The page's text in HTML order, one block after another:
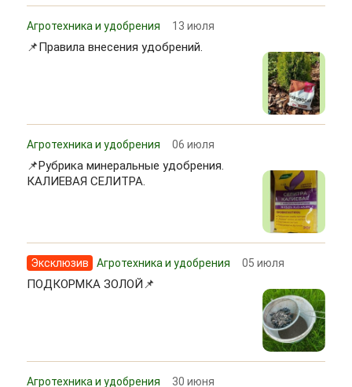
Агротехника и удобрения 13 июля
📌Правила внесения удобрений.
Агротехника и удобрения 06 июля
📌Рубрика минеральные удобрения.
КАЛИЕВАЯ СЕЛИТРА.
Эксклюзив Агротехника и удобрения 05 июля
ПОДКОРМКА ЗОЛОЙ📌
Агротехника и удобрения 30 июня